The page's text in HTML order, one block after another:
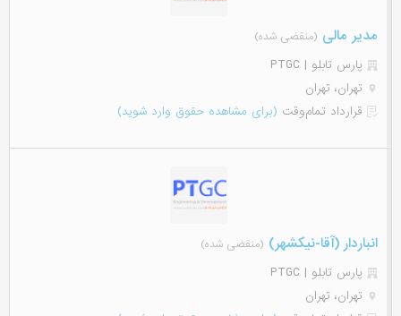
مدیر مالی (منقضی شده)
پارس تابلو | PTGC
تهران، تهران
قرارداد تمام‌وقت (برای مشاهده حقوق وارد شوید)
انباردار (آقا-نیکشهر) (منقضی شده)
پارس تابلو | PTGC
تهران، تهران